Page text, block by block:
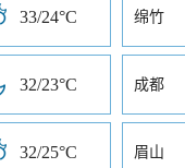
33/24°C 绵竹
32/23°C 成都
32/25°C 眉山